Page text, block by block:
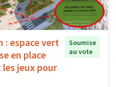
: espace vert
en place
jeux pour
Soumise
au vote